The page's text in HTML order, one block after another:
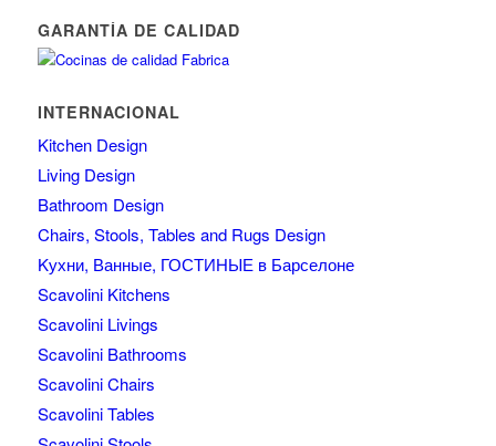
GARANTÍA DE CALIDAD
INTERNACIONAL
Kitchen Design
Living Design
Bathroom Design
Chairs, Stools, Tables and Rugs Design
Kухни, Ванные, ГОСТИНЫЕ в Барселоне
Scavolini Kitchens
Scavolini Livings
Scavolini Bathrooms
Scavolini Chairs
Scavolini Tables